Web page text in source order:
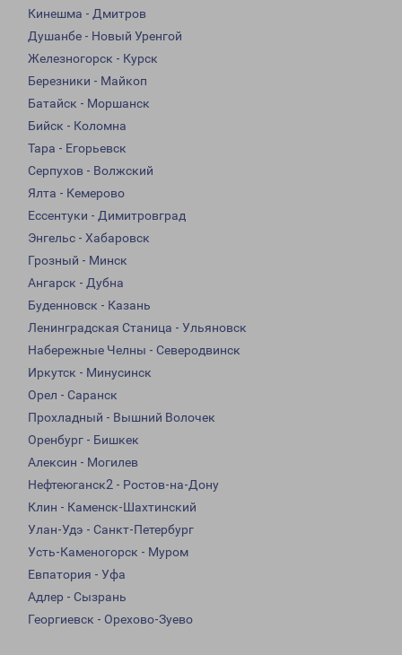
Кинешма - Дмитров
Душанбе - Новый Уренгой
Железногорск - Курск
Березники - Майкоп
Батайск - Моршанск
Бийск - Коломна
Тара - Егорьевск
Серпухов - Волжский
Ялта - Кемерово
Ессентуки - Димитровград
Энгельс - Хабаровск
Грозный - Минск
Ангарск - Дубна
Буденновск - Казань
Ленинградская Станица - Ульяновск
Набережные Челны - Северодвинск
Иркутск - Минусинск
Орел - Саранск
Прохладный - Вышний Волочек
Оренбург - Бишкек
Алексин - Могилев
Нефтеюганск2 - Ростов-на-Дону
Клин - Каменск-Шахтинский
Улан-Удэ - Санкт-Петербург
Усть-Каменогорск - Муром
Евпатория - Уфа
Адлер - Сызрань
Георгиевск - Орехово-Зуево